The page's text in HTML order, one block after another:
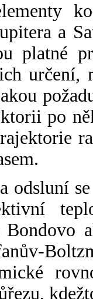
a
platné
určení,
po
odsluní
Bondovo